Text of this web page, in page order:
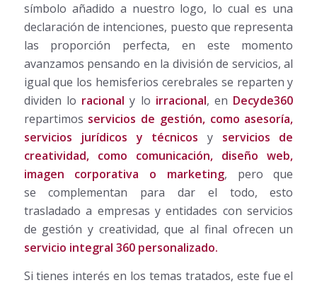
símbolo añadido a nuestro logo, lo cual es una
declaración de intenciones, puesto que representa
las proporción perfecta, en este momento
avanzamos pensando en la división de servicios, al
igual que los hemisferios cerebrales se reparten y
dividen lo racional y lo irracional, en Decyde360
repartimos servicios de gestión, como asesoría,
servicios jurídicos y técnicos y servicios de
creatividad, como comunicación, diseño web,
imagen corporativa o marketing, pero que
se complementan para dar el todo, esto
trasladado a empresas y entidades con servicios
de gestión y creatividad, que al final ofrecen un
servicio integral 360 personalizado.
Si tienes interés en los temas tratados, este fue el